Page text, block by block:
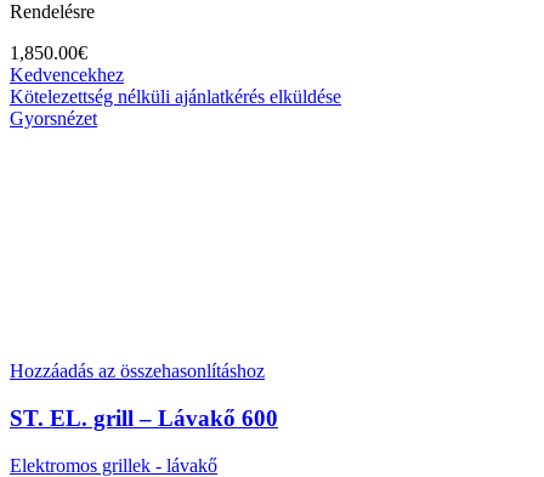
Rendelésre
1,850.00€
Kedvencekhez
Kötelezettség nélküli ajánlatkérés elküldése
Gyorsnézet
Hozzáadás az összehasonlításhoz
ST. EL. grill – Lávakő 600
Elektromos grillek - lávakő